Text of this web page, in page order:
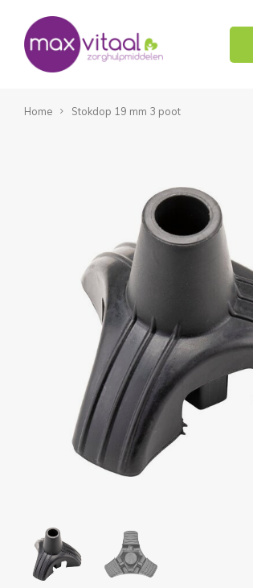
Home Stokdop 19 mm 3 poot